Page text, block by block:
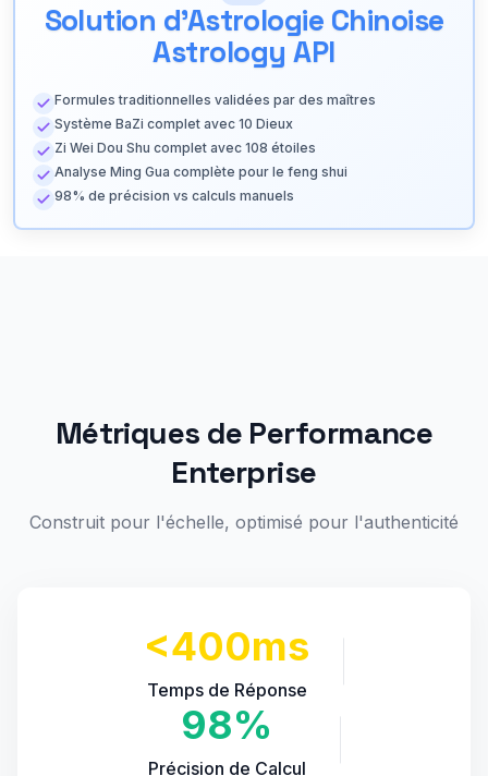
Solution d'Astrologie Chinoise
Astrology API
Formules traditionnelles validées par des maîtres
Système BaZi complet avec 10 Dieux
Zi Wei Dou Shu complet avec 108 étoiles
Analyse Ming Gua complète pour le feng shui
98% de précision vs calculs manuels
Métriques de Performance
Enterprise
Construit pour l'échelle, optimisé pour l'authenticité
<400ms
Temps de Réponse
98%
Précision de Calcul